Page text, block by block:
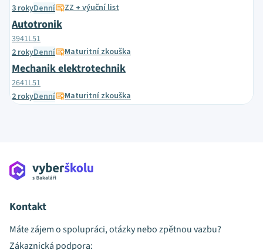
3 rokyDenní ZZ + výuční list
Autotronik
3941L51
2 rokyDenní Maturitní zkouška
Mechanik elektrotechnik
2641L51
2 rokyDenní Maturitní zkouška
Kontakt
Máte zájem o spolupráci, otázky nebo zpětnou vazbu?
Zákaznická podpora: